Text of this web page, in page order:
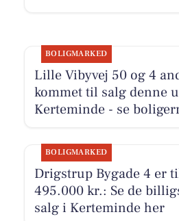
BOLIGMARKED
Lille Vibyvej 50 og 4
kommet til salg denne
Kerteminde - se
BOLIGMARKED
Drigstrup Bygade 4 er
495.000 kr.: Se de
salg i Kerteminde her